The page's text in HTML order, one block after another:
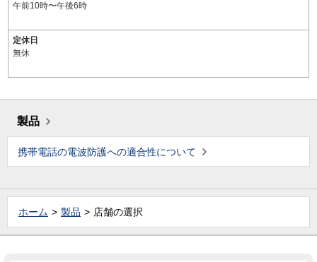
午前10時〜午後6時
定休日
無休
製品
携帯電話の電波防護への適合性について
ホーム 製品 店舗の選択